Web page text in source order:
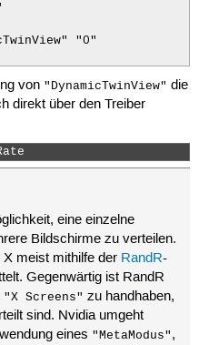
"0"
von "DynamicTwinView" die
direkt über den Treiber
eine einzelne
Bildschirme zu verteilen.
meist mithilfe der RandR-
Gegenwärtig ist RandR
"X Screens" zu handhaben,
sind. Nvidia umgeht
eines "MetaModus" ,